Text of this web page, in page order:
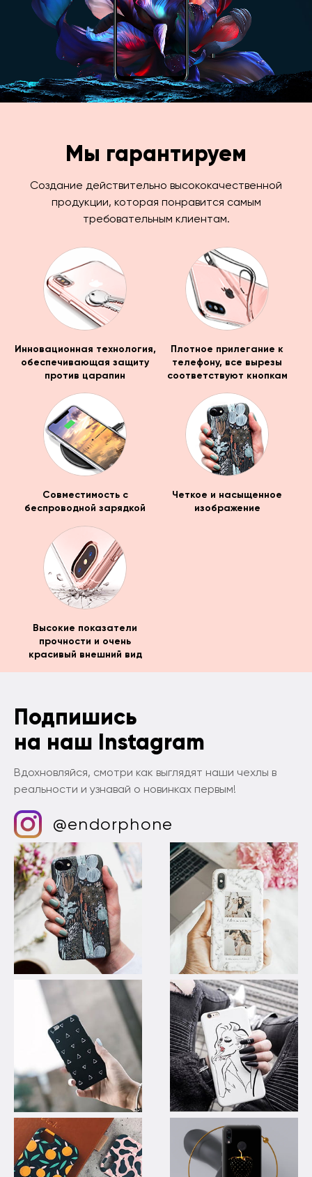
Мы гарантируем
Создание действительно высококачественной
продукции, которая понравится самым
требовательным клиентам.
Инновационная технология,
обеспечивающая защиту
против царапин
Плотное прилегание к
телефону, все вырезы
соответствуют кнопкам
Совместимость с
беспроводной зарядкой
Четкое и насыщенное
изображение
Высокие показатели
прочности и очень
красивый внешний вид
Подпишись
на наш Instagram
Вдохновляйся, смотри как выглядят наши чехлы в
реальности и узнавай о новинках первым!
@endorphone